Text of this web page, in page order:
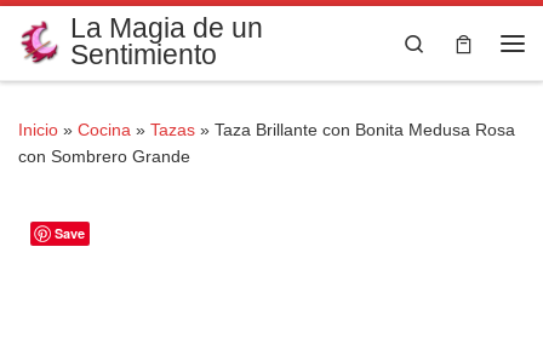
Saltar al contenido
La Magia de un
Sentimiento
Search
Inicio » Cocina » Tazas » Taza Brillante con Bonita Medusa Rosa
con Sombrero Grande
Save